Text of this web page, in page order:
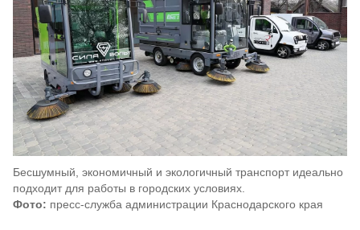
Бесшумный, экономичный и экологичный транспорт идеально
подходит для работы в городских условиях.
Фото: пресс-служба администрации Краснодарского края